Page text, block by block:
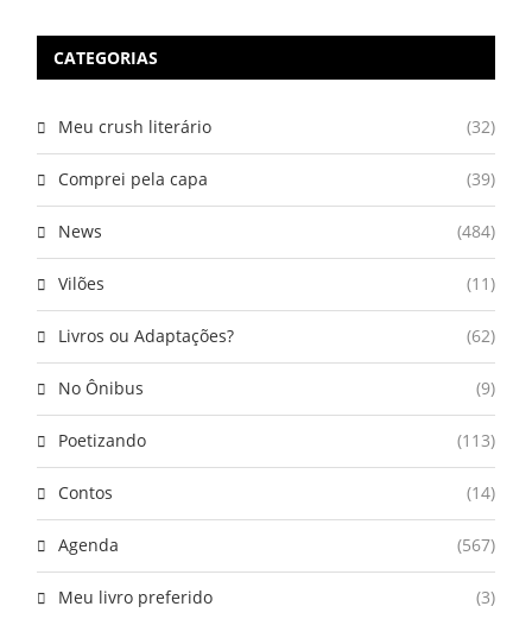
CATEGORIAS
Meu crush literário (32)
Comprei pela capa (39)
News (484)
Vilões (11)
Livros ou Adaptações? (62)
No Ônibus (9)
Poetizando (113)
Contos (14)
Agenda (567)
Meu livro preferido (3)